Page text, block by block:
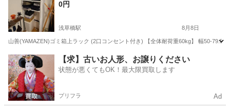
0円
浅草橋駅 8月8日
山善(YAMAZEN)ゴミ箱上ラック (2口コンセント付き) 【全体耐荷重60kg】 幅50-
東京 千代田区 浅草橋駅 収納家具
【求】古いお人形、お譲りください
状態が悪くてもOK！最大限買取します
プリフラ Ad